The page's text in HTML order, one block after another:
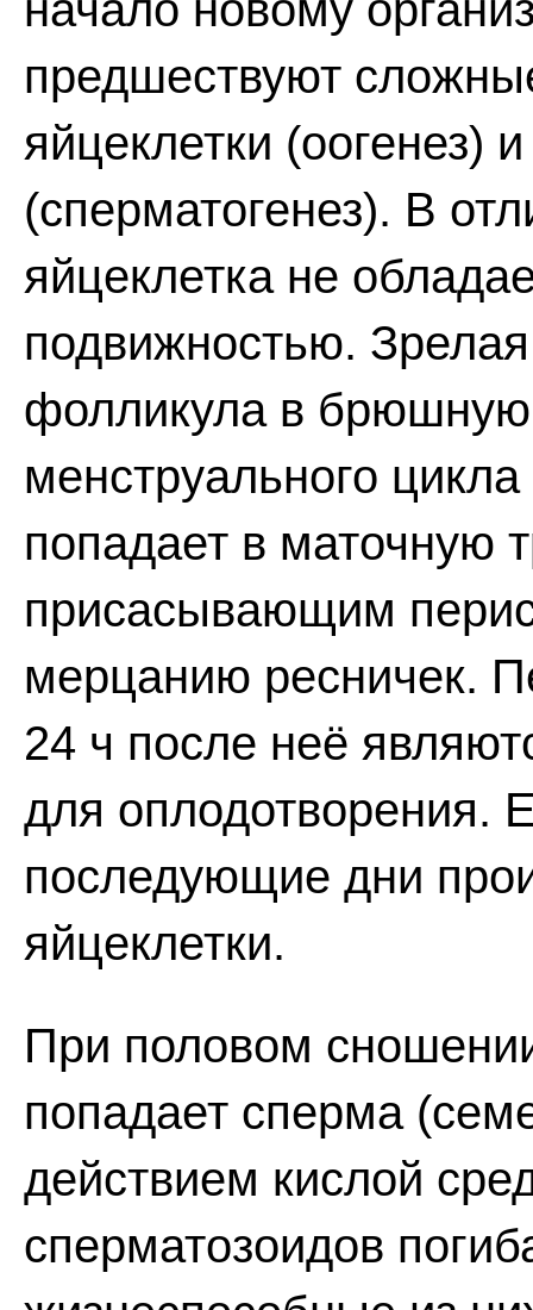
предшествуют
яйцеклетки (оогенез)
(сперматогенез). В
яйцеклетка не
подвижностью.
фолликула в брюшную
менструального
попадает в маточную
присасывающим
мерцанию ресничек.
24 ч после неё
для оплодотворения.
последующие дни
яйцеклетки.
При половом
попадает сперма
действием кислой
сперматозоидов